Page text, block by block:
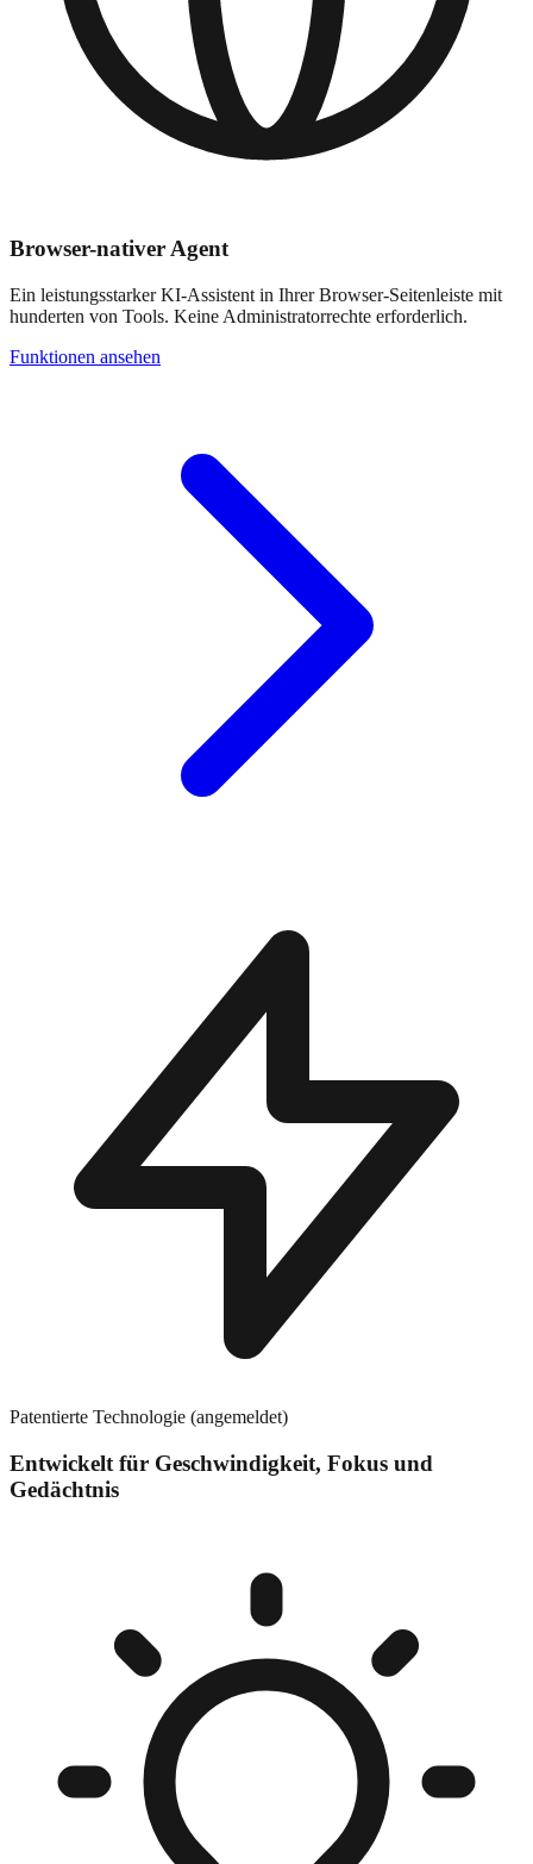
Browser-nativer Agent
Ein leistungsstarker KI-Assistent in Ihrer Browser-Seitenleiste mit
hunderten von Tools. Keine Administratorrechte erforderlich.
Funktionen ansehen
Patentierte Technologie (angemeldet)
Entwickelt für Geschwindigkeit, Fokus und
Gedächtnis